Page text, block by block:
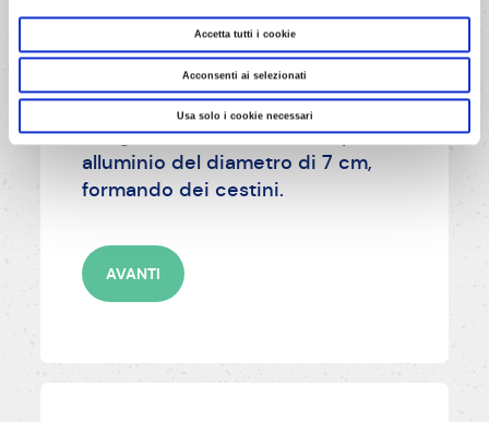
Accetta tutti i cookie
Acconsenti ai selezionati
Usa solo i cookie necessari
5/8
Adagiare i dischetti in stampini di
alluminio del diametro di 7 cm,
formando dei cestini.
AVANTI